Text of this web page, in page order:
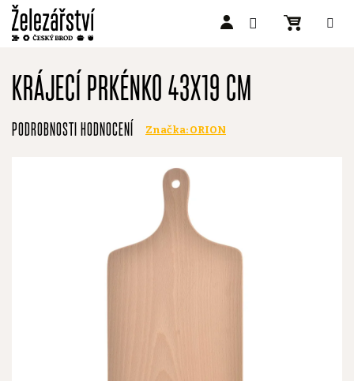
obsah
KRÁJECÍ PRKÉNKO 43X19 CM
Průměrné
hodnocení
PODROBNOSTI HODNOCENÍ Značka: ORION